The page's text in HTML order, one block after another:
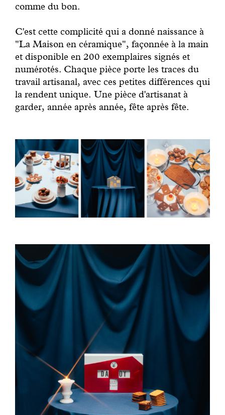
comme du bon.
C'est cette complicité qui a donné naissance à
"La Maison en céramique", façonnée à la main
et disponible en 200 exemplaires signés et
numérotés. Chaque pièce porte les traces du
travail artisanal, avec ces petites différences qui
la rendent unique. Une pièce d'artisanat à
garder, année après année, fête après fête.